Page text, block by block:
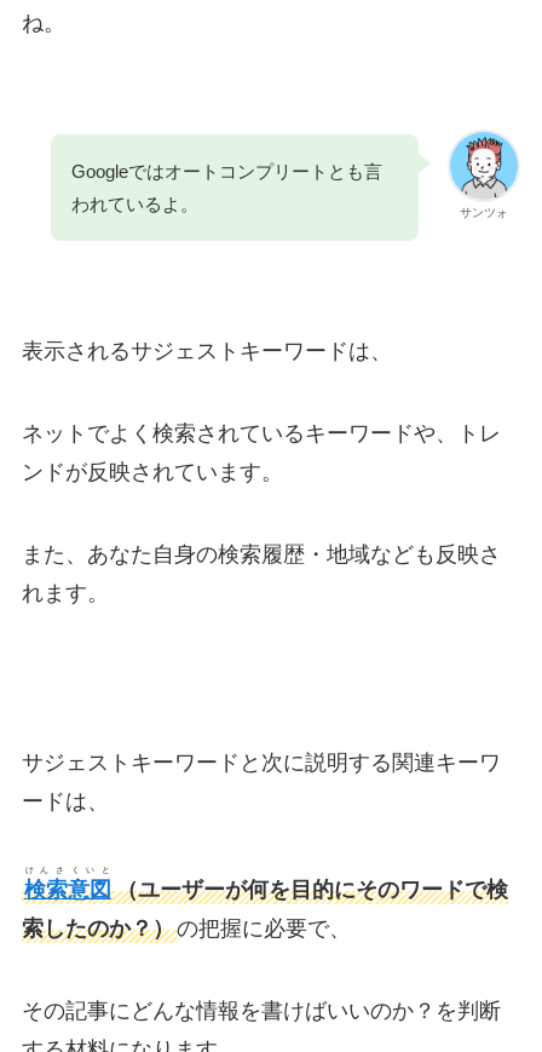
ね。
サンツォ
Googleではオートコンプリートとも言
われているよ。
表示されるサジェストキーワードは、
ネットでよく検索されているキーワードや、トレ
ンドが反映されています。
また、あなた自身の検索履歴・地域なども反映さ
れます。
サジェストキーワードと次に説明する関連キーワ
ードは、
検索意図
けんさくいと
（ユーザーが何を目的にそのワードで検
索したのか？）の把握に必要で、
その記事にどんな情報を書けばいいのか？を判断